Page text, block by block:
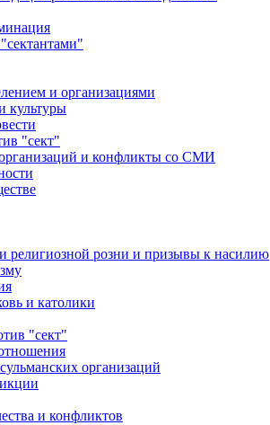
и организациями
культуры
"сект"
и конфликты со СМИ
религиозной розни и призывы к насилию
и католики
"сект"
организаций
и конфликтов